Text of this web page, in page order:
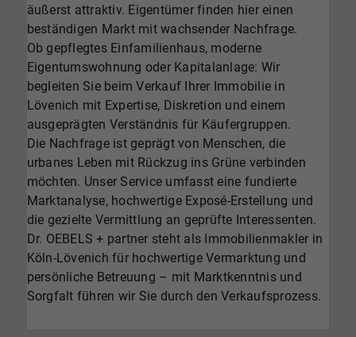
äußerst attraktiv. Eigentümer finden hier einen
beständigen Markt mit wachsender Nachfrage.
Ob gepflegtes Einfamilienhaus, moderne
Eigentumswohnung oder Kapitalanlage: Wir
begleiten Sie beim Verkauf Ihrer Immobilie in
Lövenich mit Expertise, Diskretion und einem
ausgeprägten Verständnis für Käufergruppen.
Die Nachfrage ist geprägt von Menschen, die
urbanes Leben mit Rückzug ins Grüne verbinden
möchten. Unser Service umfasst eine fundierte
Marktanalyse, hochwertige Exposé-Erstellung und
die gezielte Vermittlung an geprüfte Interessenten.
Dr. OEBELS + partner steht als Immobilienmakler in
Köln-Lövenich für hochwertige Vermarktung und
persönliche Betreuung – mit Marktkenntnis und
Sorgfalt führen wir Sie durch den Verkaufsprozess.